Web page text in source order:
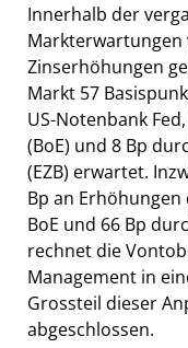
Innerhalb der
Markterwartungen
Zinserhöhungen
Markt 57
US-Notenbank
(BoE) und 8 Bp
(EZB) erwartet.
Bp an
BoE und 66 Bp
rechnet die
Management in
Grossteil dieser
abgeschlossen.